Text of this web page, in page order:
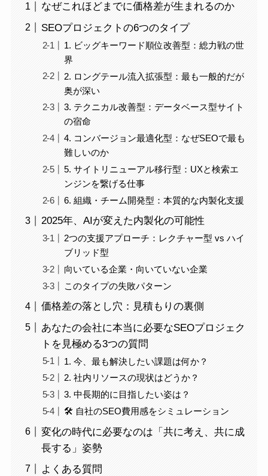
なぜこれほどまでに価格差が生まれるのか
SEOプロジェクトの6つのタイプ
1. ビッグキーワード順位改善型：総力戦の世
界
2. ロングテール流入拡張型：最も一般的だが
奥が深い
3. テクニカル改善型：データベース型サイト
の宿命
4. コンバージョン最適化型：なぜSEOで最も
難しいのか
5. サイトリニューアル移行型：UXと検索エ
ンジンを繋げる仕事
6. 組織・チーム開発型：本質的な内製化支援
2025年、AIが変えた内製化の可能性
2つの支援アプローチ：レクチャー型 vs ハイ
ブリッド型
向いている企業・向いていない企業
このタイプの失敗パターン
価格差の落とし穴：見積もりの裏側
あなたの会社に本当に必要なSEOプロジェク
トを見極める3つの質問
1. 今、最も解決したい課題は何か？
2. 社内リソースの現状はどうか？
3. 中長期的に目指したい姿は？
🛠 自社のSEO費用感をシミュレーション
変化の時代に必要なのは「共に考え、共に成
長する」姿勢
よくある質問